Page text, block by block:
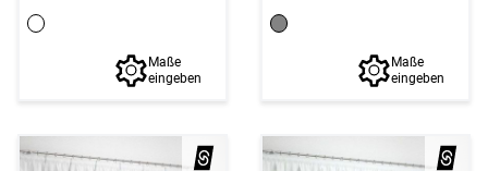
Maße
eingeben
Maße
eingeben